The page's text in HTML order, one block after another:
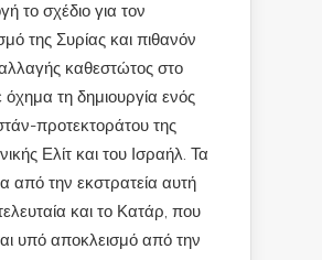
το σχέδιο για τον
της Συρίας και πιθανόν
αλλαγής καθεστώτος στο
όχημα τη δημιουργία ενός
προτεκτοράτου της
Ελίτ και του Ισραήλ. Τα
από την εκστρατεία αυτή
και το Κατάρ, που
υπό αποκλεισμό από την